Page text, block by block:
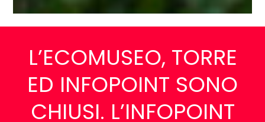
L’ECOMUSEO, TORRE
ED INFOPOINT SONO
CHIUSI. L’INFOPOINT